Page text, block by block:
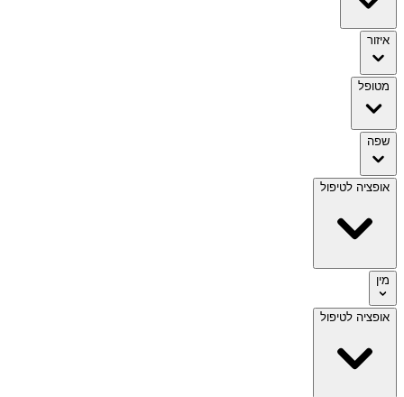
איזור
מטופל
שפה
אופציה לטיפול
מין
אופציה לטיפול